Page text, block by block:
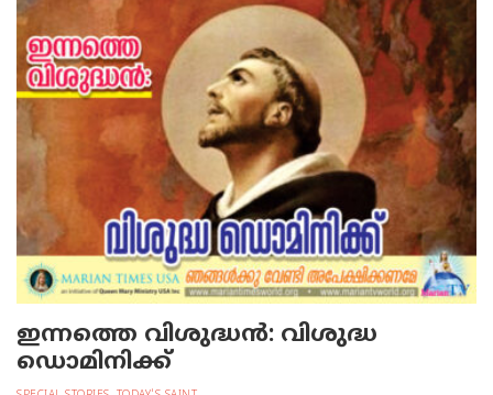
ഇന്നത്തെ വിശുദ്ധന്‍: വിശുദ്ധ
ഡൊമിനിക്ക്